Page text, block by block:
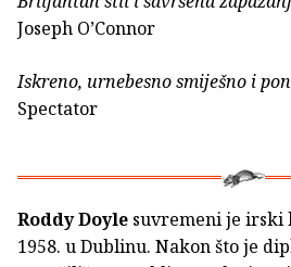
Joseph O’Connor
Iskreno, urnebesno smiješno i
Spectator
Roddy Doyle suvremeni je irski
1958. u Dublinu. Nakon što je